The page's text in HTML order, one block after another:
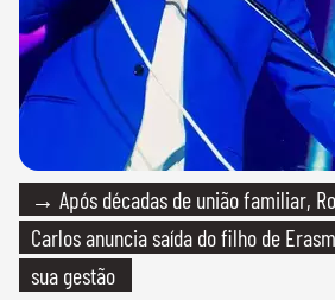
→ Após décadas de união familiar,
Carlos anuncia saída do filho de
sua gestão